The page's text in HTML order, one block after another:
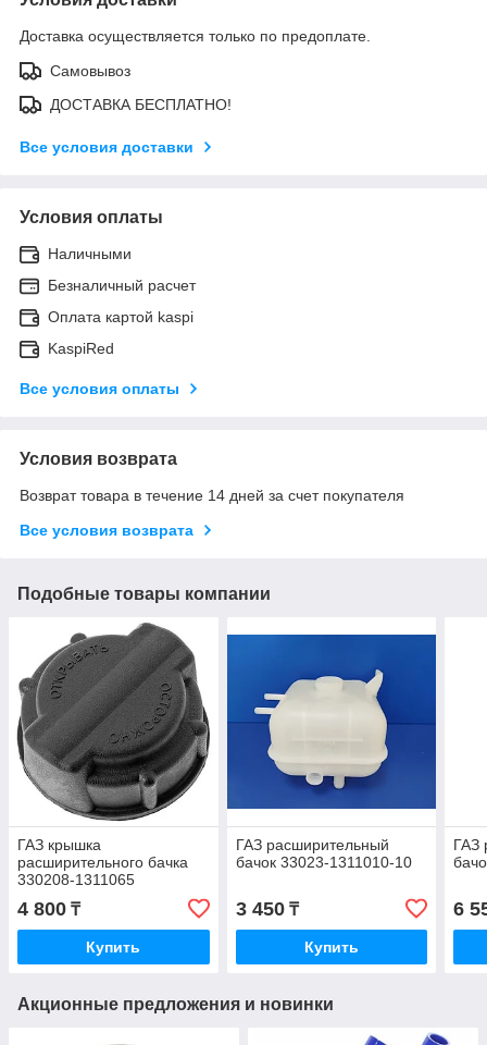
Доставка осуществляется только по предоплате.
Самовывоз
ДОСТАВКА БЕСПЛАТНО!
Все условия доставки
Условия оплаты
Наличными
Безналичный расчет
Оплата картой kaspi
KaspiRed
Все условия оплаты
Условия возврата
Возврат товара в течение 14 дней за счет покупателя
Все условия возврата
Подобные товары компании
ГАЗ крышка
расширительного бачка
330208-1311065
4 800 ₸
Купить
ГАЗ расширительный
бачок 33023-1311010-10
3 450₸
Купить
ГАЗ
6
Акционные предложения и новинки